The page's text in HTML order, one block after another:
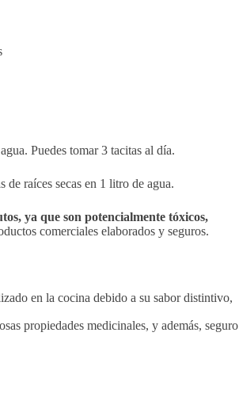
Puedes tomar 3 tacitas al día.
de raíces secas en 1 litro de agua.
ya que son potencialmente tóxicos,
comerciales elaborados y seguros.
en la cocina debido a su sabor distintivo,
propiedades medicinales, y además, seguro